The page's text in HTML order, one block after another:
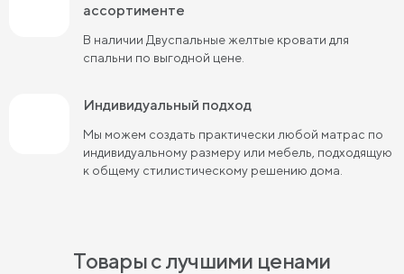
ассортименте
В наличии Двуспальные желтые кровати для
спальни по выгодной цене.
Индивидуальный подход
Мы можем создать практически любой матрас по
индивидуальному размеру или мебель, подходящую
к общему стилистическому решению дома.
Товары с лучшими ценами